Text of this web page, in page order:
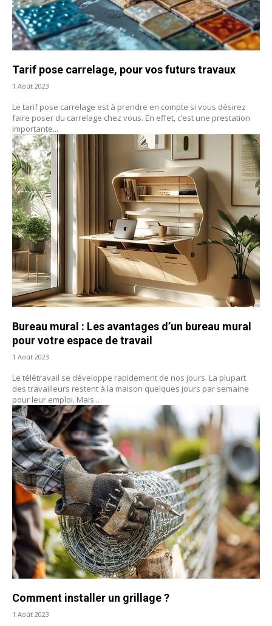
Tarif pose carrelage, pour vos futurs travaux
1 Août 2023
Le tarif pose carrelage est à prendre en compte si vous désirez
faire poser du carrelage chez vous. En effet, c’est une prestation
importante...
Bureau mural : Les avantages d’un bureau mural
pour votre espace de travail
1 Août 2023
Le télétravail se développe rapidement de nos jours. La plupart
des travailleurs restent à la maison quelques jours par semaine
pour leur emploi. Mais...
Comment installer un grillage ?
1 Août 2023